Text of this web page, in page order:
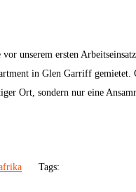
unserem ersten
in Glen Garriff gemietet.
Ort, sondern nur eine
Tags: